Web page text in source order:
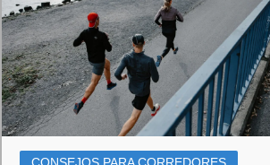
CONSEJOS PARA CORREDORES